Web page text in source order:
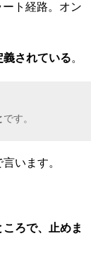
ト経路。オン
されている。
です。
います。
ろで、止めま